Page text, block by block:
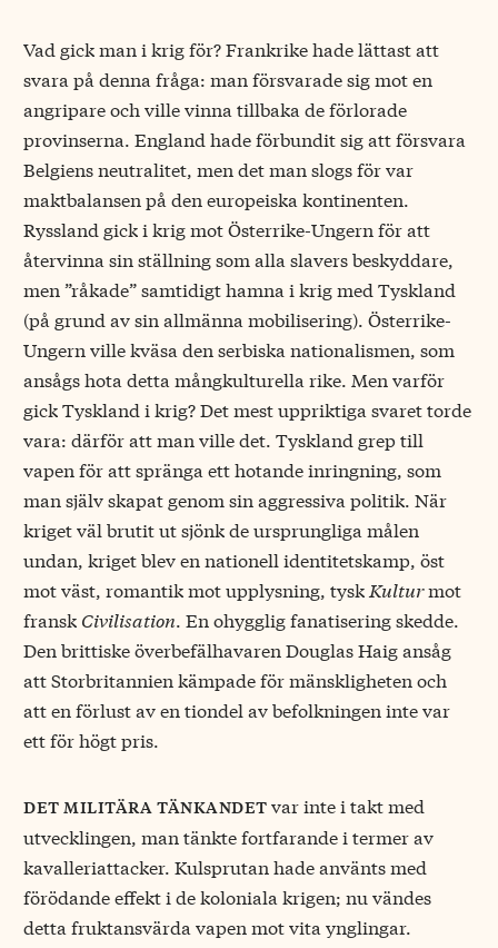
Vad gick man i krig för? Frankrike hade lättast att
svara på denna fråga: man försvarade sig mot en
angripare och ville vinna tillbaka de förlorade
provinserna. England hade förbundit sig att försvara
Belgiens neutralitet, men det man slogs för var
maktbalansen på den europeiska kontinenten.
Ryssland gick i krig mot Österrike-Ungern för att
återvinna sin ställning som alla slavers beskyddare,
men ”råkade” samtidigt hamna i krig med Tyskland
(på grund av sin allmänna mobilisering). Österrike-
Ungern ville kväsa den serbiska nationalismen, som
ansågs hota detta mångkulturella rike. Men varför
gick Tyskland i krig? Det mest uppriktiga svaret torde
vara: därför att man ville det. Tyskland grep till
vapen för att spränga ett hotande inringning, som
man själv skapat genom sin aggressiva politik. När
kriget väl brutit ut sjönk de ursprungliga målen
undan, kriget blev en nationell identitetskamp, öst
mot väst, romantik mot upplysning, tysk Kulturmot
fransk Civilisation. En ohygglig fanatisering skedde.
Den brittiske överbefälhavaren Douglas Haig ansåg
att Storbritannien kämpade för mänskligheten och
att en förlust av en tiondel av befolkningen inte var
ett för högt pris.
det militära tänkandetvar inte i takt med
utvecklingen, man tänkte fortfarande i termer av
kavalleriattacker. Kulsprutan hade använts med
förödande effekt i de koloniala krigen; nu vändes
detta fruktansvärda vapen mot vita ynglingar.